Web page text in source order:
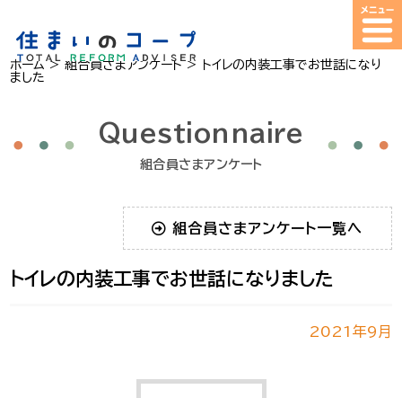
ホーム>組合員さまアンケート>
トイレの内装工事でお世話になり
ました
Questionnaire
組合員さまアンケート
組合員さまアンケート一覧へ
トイレの内装工事でお世話になりました
2021年9月